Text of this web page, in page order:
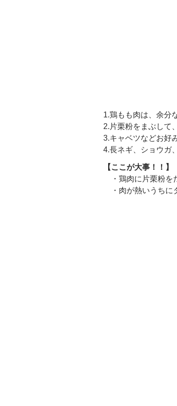
1.鶏もも肉は、余分
2.片栗粉をまぶして
3.キャベツなどお好
4.長ネギ、ショウガ
【ここが大事！！】
・鶏肉に片栗粉
・肉が熱いうちに